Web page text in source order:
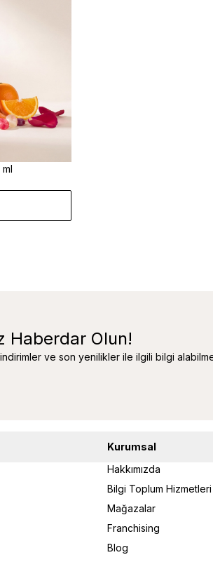
Haberdar Olun!
ve son yenilikler ile ilgili bilgi
Kurumsal
Hakkımızda
Bilgi Toplum Hizmetleri
Mağazalar
Franchising
Blog